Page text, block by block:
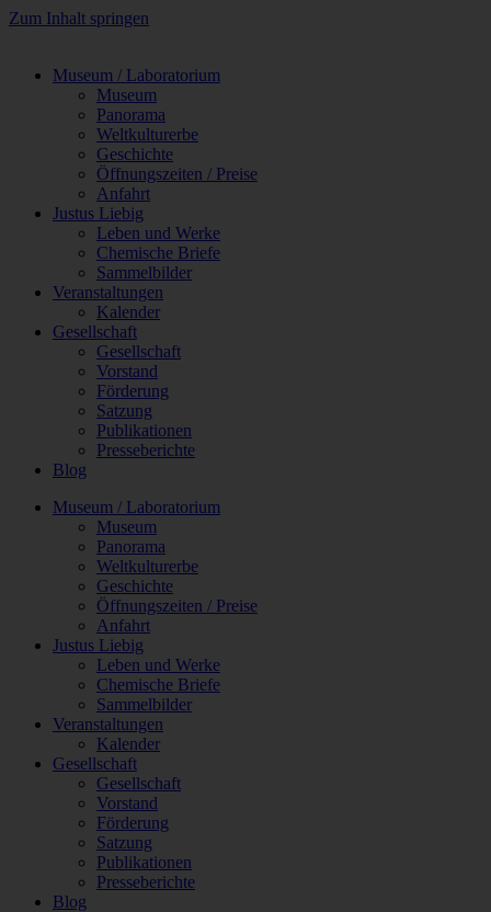
Zum Inhalt springen
Museum / Laboratorium
Museum
Panorama
Weltkulturerbe
Geschichte
Öffnungszeiten / Preise
Anfahrt
Justus Liebig
Leben und Werke
Chemische Briefe
Sammelbilder
Veranstaltungen
Kalender
Gesellschaft
Gesellschaft
Vorstand
Förderung
Satzung
Publikationen
Presseberichte
Blog
Museum / Laboratorium
Museum
Panorama
Weltkulturerbe
Geschichte
Öffnungszeiten / Preise
Anfahrt
Justus Liebig
Leben und Werke
Chemische Briefe
Sammelbilder
Veranstaltungen
Kalender
Gesellschaft
Gesellschaft
Vorstand
Förderung
Satzung
Publikationen
Presseberichte
Blog